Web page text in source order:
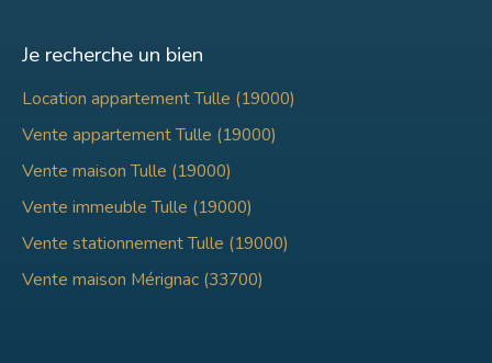
Je recherche un bien
Location appartement Tulle (19000)
Vente appartement Tulle (19000)
Vente maison Tulle (19000)
Vente immeuble Tulle (19000)
Vente stationnement Tulle (19000)
Vente maison Mérignac (33700)